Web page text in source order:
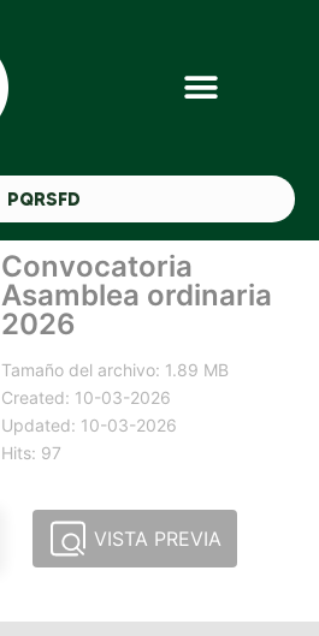
PQRSFD
Convocatoria
Asamblea ordinaria
2026
Tamaño del archivo: 1.89 MB
Created: 10-03-2026
Updated: 10-03-2026
Hits: 97
VISTA PREVIA